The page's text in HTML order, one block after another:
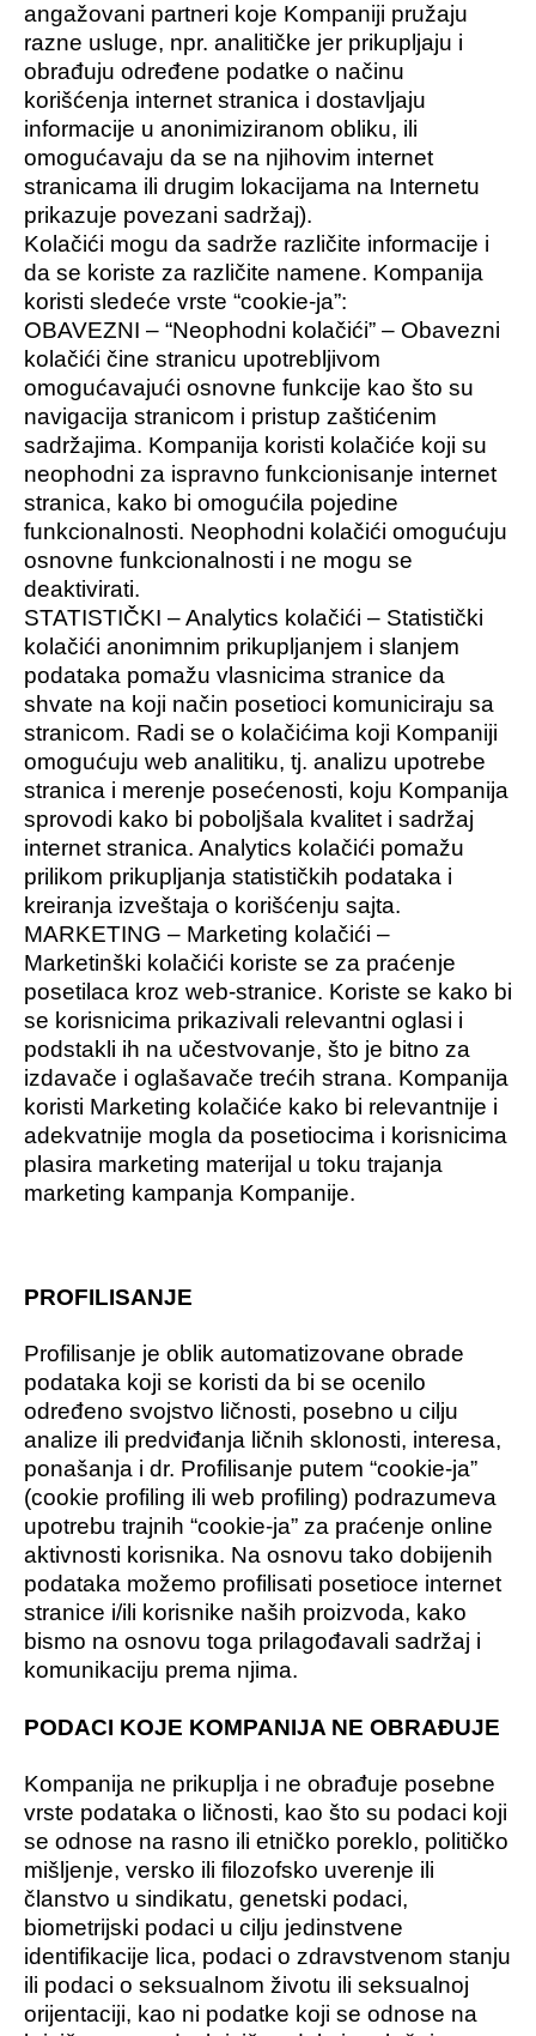
angažovani partneri koje Kompaniji pružaju
razne usluge, npr. analitičke jer prikupljaju i
obrađuju određene podatke o načinu
korišćenja internet stranica i dostavljaju
informacije u anonimiziranom obliku, ili
omogućavaju da se na njihovim internet
stranicama ili drugim lokacijama na Internetu
prikazuje povezani sadržaj).
Kolačići mogu da sadrže različite informacije i
da se koriste za različite namene. Kompanija
koristi sledeće vrste “cookie-ja”:
OBAVEZNI – “Neophodni kolačići” – Obavezni
kolačići čine stranicu upotrebljivom
omogućavajući osnovne funkcije kao što su
navigacija stranicom i pristup zaštićenim
sadržajima. Kompanija koristi kolačiće koji su
neophodni za ispravno funkcionisanje internet
stranica, kako bi omogućila pojedine
funkcionalnosti. Neophodni kolačići omogućuju
osnovne funkcionalnosti i ne mogu se
deaktivirati.
STATISTIČKI – Analytics kolačići – Statistički
kolačići anonimnim prikupljanjem i slanjem
podataka pomažu vlasnicima stranice da
shvate na koji način posetioci komuniciraju sa
stranicom. Radi se o kolačićima koji Kompaniji
omogućuju web analitiku, tj. analizu upotrebe
stranica i merenje posećenosti, koju Kompanija
sprovodi kako bi poboljšala kvalitet i sadržaj
internet stranica. Analytics kolačići pomažu
prilikom prikupljanja statističkih podataka i
kreiranja izveštaja o korišćenju sajta.
MARKETING – Marketing kolačići –
Marketinški kolačići koriste se za praćenje
posetilaca kroz web-stranice. Koriste se kako bi
se korisnicima prikazivali relevantni oglasi i
podstakli ih na učestvovanje, što je bitno za
izdavače i oglašavače trećih strana. Kompanija
koristi Marketing kolačiće kako bi relevantnije i
adekvatnije mogla da posetiocima i korisnicima
plasira marketing materijal u toku trajanja
marketing kampanja Kompanije.
PROFILISANJE
Profilisanje je oblik automatizovane obrade
podataka koji se koristi da bi se ocenilo
određeno svojstvo ličnosti, posebno u cilju
analize ili predviđanja ličnih sklonosti, interesa,
ponašanja i dr. Profilisanje putem “cookie-ja”
(cookie profiling ili web profiling) podrazumeva
upotrebu trajnih “cookie-ja” za praćenje online
aktivnosti korisnika. Na osnovu tako dobijenih
podataka možemo profilisati posetioce internet
stranice i/ili korisnike naših proizvoda, kako
bismo na osnovu toga prilagođavali sadržaj i
komunikaciju prema njima.
PODACI KOJE KOMPANIJA NE OBRAĐUJE
Kompanija ne prikuplja i ne obrađuje posebne
vrste podataka o ličnosti, kao što su podaci koji
se odnose na rasno ili etničko poreklo, političko
mišljenje, versko ili filozofsko uverenje ili
članstvo u sindikatu, genetski podaci,
biometrijski podaci u cilju jedinstvene
identifikacije lica, podaci o zdravstvenom stanju
ili podaci o seksualnom životu ili seksualnoj
orijentaciji, kao ni podatke koji se odnose na